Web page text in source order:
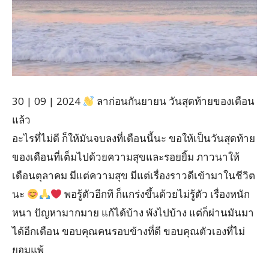
30 | 09 | 2024
ลาก่อนกันยายน วันสุดท้ายของเดือน
แล้ว
อะไรที่ไม่ดี ก็ให้มันจบลงที่เดือนนี้นะ ขอให้เป็นวันสุดท้าย
ของเดือนที่เต็มไปด้วยความสุขและรอยยิ้ม ภาวนาให้
เดือนตุลาคม มีแต่ความสุข มีแต่เรื่องราวดีเข้ามาในชีวิต
นะ
พอรู้ตัวอีกที ก็แกร่งขึ้นด้วยไม่รู้ตัว เรื่องหนัก
หนา ปัญหามากมาย แก้ได้บ้าง พังไปบ้าง แต่ก็ผ่านมันมา
ได้อีกเดือน ขอบคุณคนรอบข้างที่ดี ขอบคุณตัวเองที่ไม่
ยอมแพ้